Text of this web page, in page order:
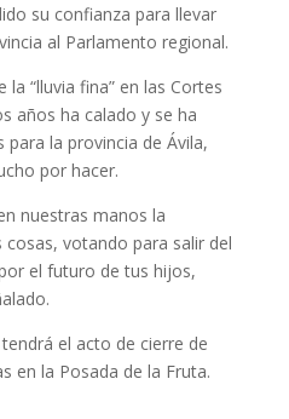
su confianza para llevar
al Parlamento regional.
la “lluvia fina” en las Cortes
años ha calado y se ha
la provincia de Ávila,
por hacer.
nuestras manos la
votando para salir del
el futuro de tus hijos,
el acto de cierre de
en la Posada de la Fruta.